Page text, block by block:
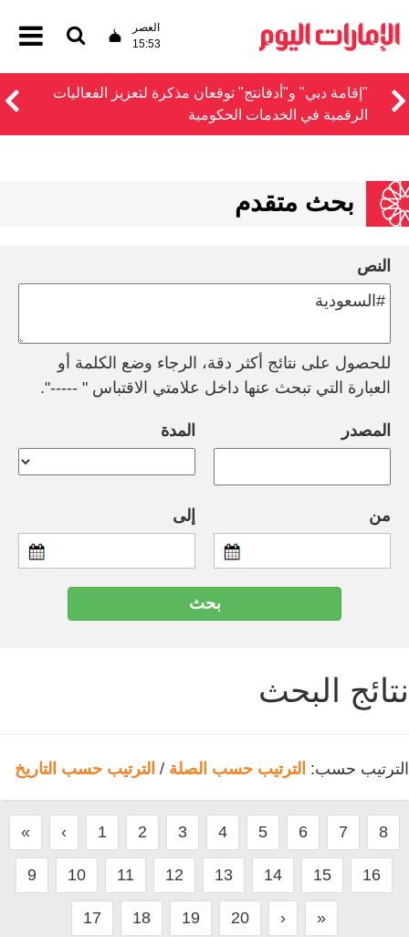
العصر
15:53
"إقامة دبي" و"أدفانتج" توقعان مذكرة لتعزيز الفعاليات
الرقمية في الخدمات الحكومية
بحث متقدم
النص
للحصول على نتائج أكثر دقة، الرجاء وضع الكلمة أو
العبارة التي تبحث عنها داخل علامتي الاقتباس " -----".
المصدر المدة
من إلى
نتائج البحث
الترتيب حسب: الترتيب حسب الصلة / الترتيب حسب التاريخ
« ‹ 1 2 3 4 5 6 7 8
9 10 11 12 13 14 15 16
17 18 19 20 › »